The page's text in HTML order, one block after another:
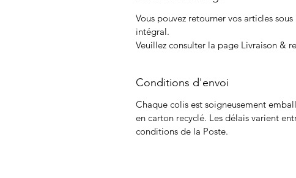
Vous pouvez retourner vos articles
intégral.
Veuillez consulter la page Livraison &
Conditions d'envoi
Chaque colis est soigneusement
en carton recyclé. Les délais varient
conditions de la Poste.